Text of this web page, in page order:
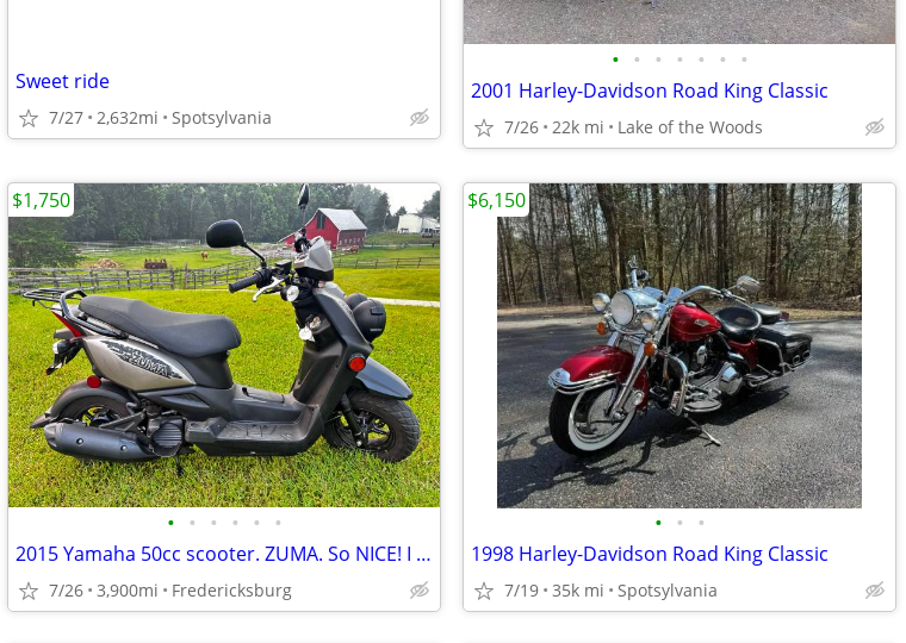
Sweet ride
7/27 2,632mi Spotsylvania
• • • • • • •
2001 Harley-Davidson Road King Classic
7/26 22k mi Lake of the Woods
• • • • • •
2015 Yamaha 50cc scooter. ZUMA. So NICE! I can deliver :)
7/26 3,900mi Fredericksburg
$1,750
• • •
1998 Harley-Davidson Road King Classic
7/19 35k mi Spotsylvania
$6,150